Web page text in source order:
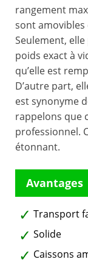
rangement
sont
Seulement, elle
poids exact à
qu’elle est
D’autre part,
est synonyme
rappelons que
professionnel.
étonnant.
Transport
Solide
Caissons